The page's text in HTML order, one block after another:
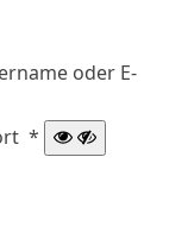
oder E-
* Erforderlich